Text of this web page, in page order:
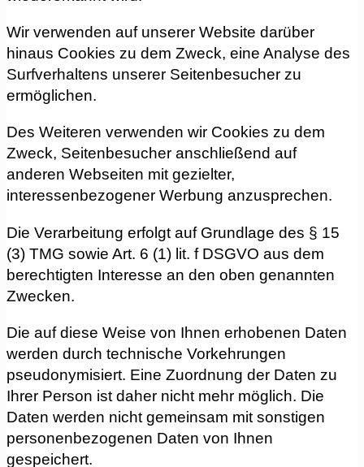
Wir verwenden auf unserer Website darüber
hinaus Cookies zu dem Zweck, eine Analyse des
Surfverhaltens unserer Seitenbesucher zu
ermöglichen.
Des Weiteren verwenden wir Cookies zu dem
Zweck, Seitenbesucher anschließend auf
anderen Webseiten mit gezielter,
interessenbezogener Werbung anzusprechen.
Die Verarbeitung erfolgt auf Grundlage des § 15
(3) TMG sowie Art. 6 (1) lit. f DSGVO aus dem
berechtigten Interesse an den oben genannten
Zwecken.
Die auf diese Weise von Ihnen erhobenen Daten
werden durch technische Vorkehrungen
pseudonymisiert. Eine Zuordnung der Daten zu
Ihrer Person ist daher nicht mehr möglich. Die
Daten werden nicht gemeinsam mit sonstigen
personenbezogenen Daten von Ihnen
gespeichert.